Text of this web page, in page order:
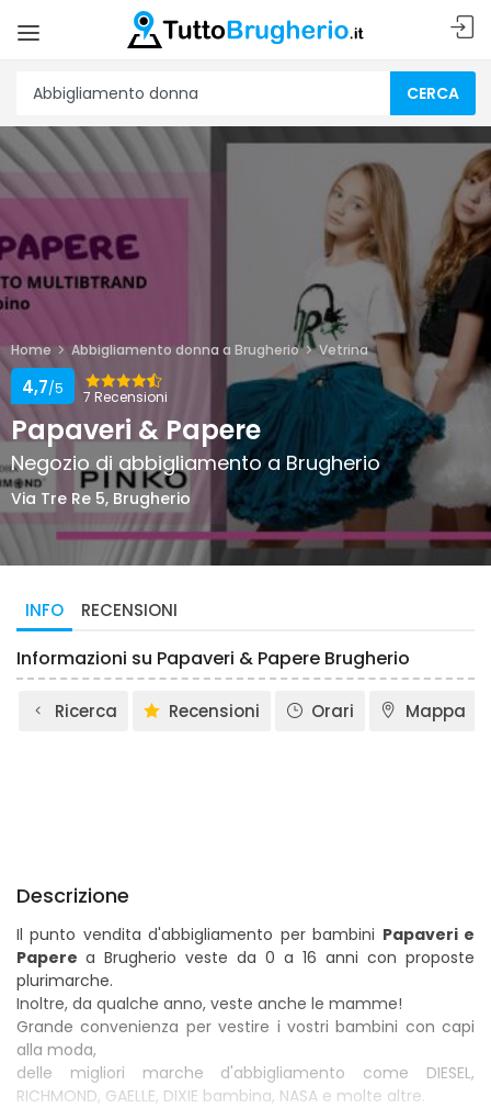
CERCA
Home Abbigliamento donna a Brugherio Vetrina
7 Recensioni
4,7/5
Papaveri & Papere
Negozio di abbigliamento a Brugherio
Via Tre Re 5, Brugherio
INFO RECENSIONI
Informazioni su Papaveri & Papere Brugherio
Ricerca Recensioni Orari Mappa
Descrizione
Il punto vendita d'abbigliamento per bambini Papaveri e
Papere a Brugherio veste da 0 a 16 anni con proposte
plurimarche.
Inoltre, da qualche anno, veste anche le mamme!
Grande convenienza per vestire i vostri bambini con capi
alla moda,
delle migliori marche d'abbigliamento come DIESEL,
RICHMOND, GAELLE, DIXIE bambina, NASA e molte altre.